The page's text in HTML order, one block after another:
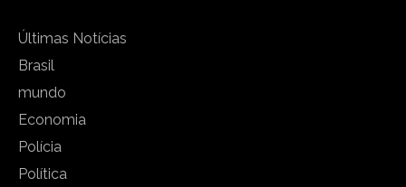
Últimas Notícias
Brasil
mundo
Economia
Polícia
Política